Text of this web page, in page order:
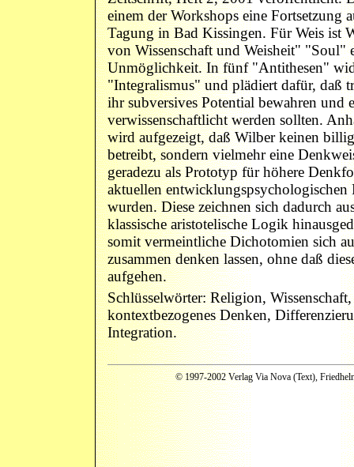
einem der Workshops eine Fortsetzung
Tagung in Bad Kissingen. Für Weis ist
von Wissenschaft und Weisheit" "Soul"
Unmöglichkeit. In fünf "Antithesen"
"Integralismus" und plädiert dafür, daß
ihr subversives Potential bewahren und
verwissenschaftlicht werden sollten.
wird aufgezeigt, daß Wilber keinen
betreibt, sondern vielmehr eine
geradezu als Prototyp für höhere
aktuellen
wurden. Diese zeichnen sich dadurch
klassische aristotelische Logik
somit vermeintliche Dichotomien sich
zusammen denken lassen, ohne daß
aufgehen.
Schlüsselwörter: Religion,
kontextbezogenes Denken,
Integration.
© 1997-2002 Verlag Via Nova (Text),